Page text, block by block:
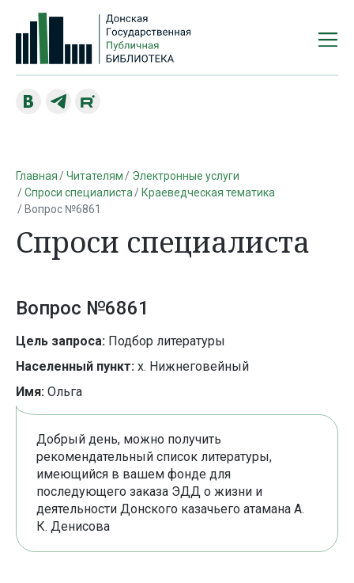
Главная Читателям
Электронные услуги
Спроси специалиста
Краеведческая тематика
Вопрос №6861
Спроси специалиста
Вопрос №6861
Цель запроса: Подбор литературы
Населенный пункт: х. Нижнеговейный
Имя: Ольга
Добрый день, можно получить
рекомендательный список литературы,
имеющийся в вашем фонде для
последующего заказа ЭДД о жизни и
деятельности Донского казачьего атамана А.
К. Денисова